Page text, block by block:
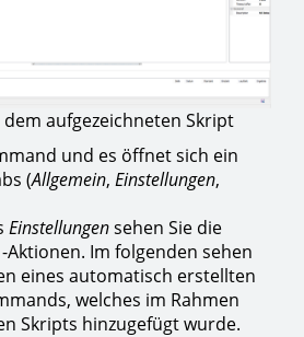
aufgezeichneten Skript
und es öffnet sich ein
(Allgemein, Einstellungen,
Einstellungensehen Sie die
Aktionen. Im folgenden sehen
eines automatisch erstellten
welches im Rahmen
Skripts hinzugefügt wurde.